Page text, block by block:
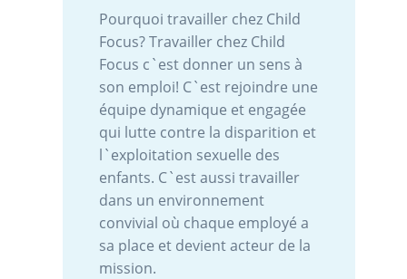
Pourquoi travailler chez Child
Focus? Travailler chez Child
Focus c`est donner un sens à
son emploi! C`est rejoindre une
équipe dynamique et engagée
qui lutte contre la disparition et
l`exploitation sexuelle des
enfants. C`est aussi travailler
dans un environnement
convivial où chaque employé a
sa place et devient acteur de la
mission.